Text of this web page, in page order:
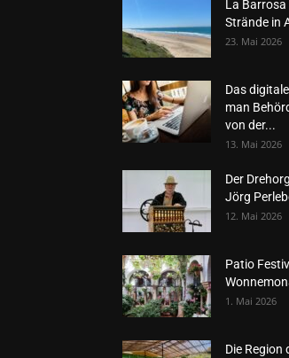
La
Strände in
23. Mai 2026
Das
man
von der...
13. Mai 2026
Der
Jörg
12. Mai 2026
Patio
1. Mai 2026
Die Region